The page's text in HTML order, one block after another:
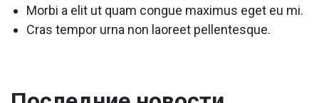
Morbi a elit ut quam congue maximus eget eu mi.
Cras tempor urna non laoreet pellentesque.